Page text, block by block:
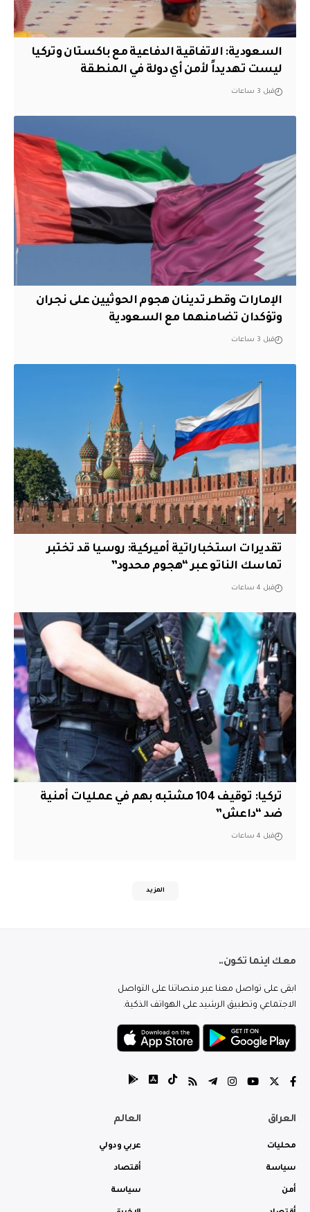
السعودية: الاتفاقية الدفاعية مع باكستان وتركيا
ليست تهديداً لأمن أي دولة في المنطقة
قبل 3 ساعات
الإمارات وقطر تدينان هجوم الحوثيين على نجران
وتؤكدان تضامنهما مع السعودية
قبل 3 ساعات
تقديرات استخباراتية أميركية: روسيا قد تختبر
تماسك الناتو عبر “هجوم محدود”
قبل 4 ساعات
تركيا: توقيف 104 مشتبه بهم في عمليات أمنية
ضد “داعش”
قبل 4 ساعات
المزيد
معك اينما تكون..
ابقى على تواصل معنا عبر منصاتنا على التواصل
الاجتماعي وتطبيق الرشيد على الهواتف الذكية.
العراق
محليات
سياسة
أمن
العالم
عربي ودولي
أقتصاد
سياسة